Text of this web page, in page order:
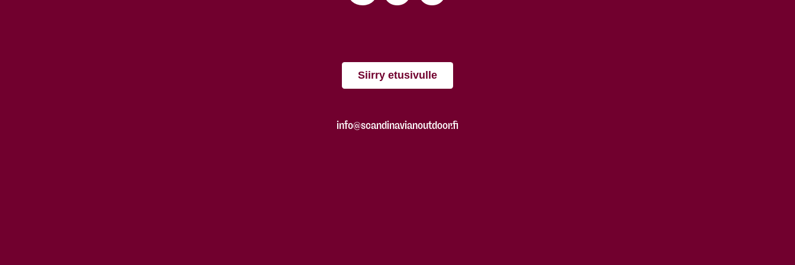
Siirry etusivulle
info@scandinavianoutdoor.fi